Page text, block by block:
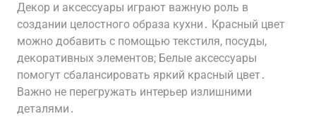
Декор и аксессуары играют важную роль в
создании целостного образа кухни․ Красный цвет
можно добавить с помощью текстиля, посуды,
декоративных элементов; Белые аксессуары
помогут сбалансировать яркий красный цвет․
Важно не перегружать интерьер излишними
деталями․